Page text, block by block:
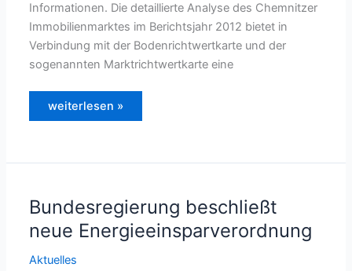
Informationen. Die detaillierte Analyse des Chemnitzer
Immobilienmarktes im Berichtsjahr 2012 bietet in
Verbindung mit der Bodenrichtwertkarte und der
sogenannten Marktrichtwertkarte eine
Der
Chemnitz
weiterlesen »
Bundesregierung beschließt
neue Energieeinsparverordnung
Aktuelles